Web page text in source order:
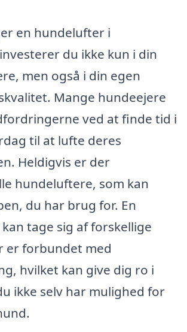
en hundelufter i
du ikke kun i din
men også i din egen
Mange hundeejere
ved at finde tid i
til at lufte deres
Heldigvis er der
hundeluftere, som kan
du har brug for. En
tage sig af forskellige
er forbundet med
hvilket kan give dig ro i
ikke selv har mulighed for